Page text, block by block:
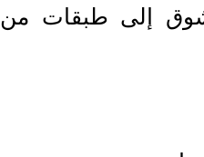
إلى طبقات من